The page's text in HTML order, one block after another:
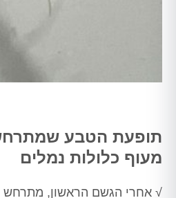
תופעת הטבע
מעוף כלולות נמלים
√ אחרי הגשם הראשון, מתרחש